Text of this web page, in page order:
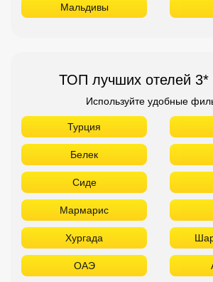
Мальдивы
ТОП лучших отелей 3*
Используйте удобные
Турция
Белек
Сиде
Мармарис
Хургада
ОАЭ